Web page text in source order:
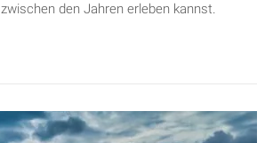
den Jahren erleben kannst.